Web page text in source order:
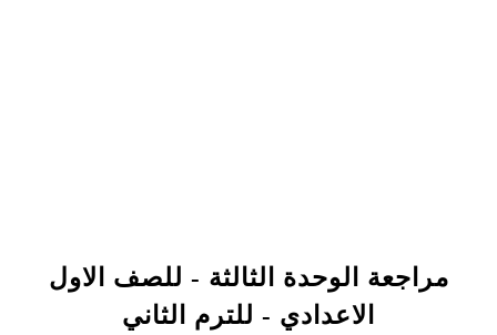
مراجعة الوحدة الثالثة - للصف الاول
الاعدادي - للترم الثاني